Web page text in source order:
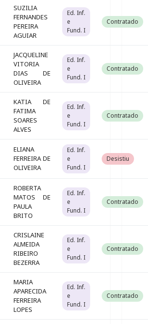
SUZILIA
FERNANDES
PEREIRA
AGUIAR
Ed. Inf.
e
Fund. I
Contratado
JACQUELINE
VITORIA
DIAS DE
OLIVEIRA
Ed. Inf.
e
Fund. I
Contratado
KATIA DE
FATIMA
SOARES
ALVES
Ed. Inf.
e
Fund. I
Contratado
ELIANA
FERREIRA DE
OLIVEIRA
Ed. Inf.
e
Fund. I
Desistiu
ROBERTA
MATOS DE
PAULA
BRITO
Ed. Inf.
e
Fund. I
Contratado
CRISLAINE
ALMEIDA
RIBEIRO
BEZERRA
Ed. Inf.
e
Fund. I
Contratado
MARIA
APARECIDA
FERREIRA
LOPES
Ed. Inf.
e
Fund. I
Contratado